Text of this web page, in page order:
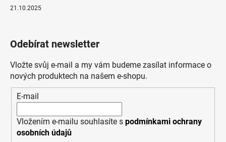
21.10.2025
Odebírat newsletter
Vložte svůj e-mail a my vám budeme zasílat informace o
nových produktech na našem e-shopu.
E-mail
Vložením e-mailu souhlasíte s podmínkami ochrany
osobních údajů